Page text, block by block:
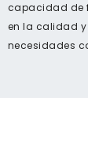
capacidad de
en la calidad
necesidades